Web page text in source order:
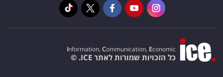
Information, Communication, Economic
כל הזכויות שמורות לאתר ICE. ©